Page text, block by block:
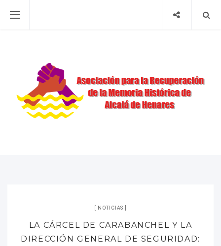
NOTICIAS
LA CÁRCEL DE CARABANCHEL Y LA
DIRECCIÓN GENERAL DE SEGURIDAD: